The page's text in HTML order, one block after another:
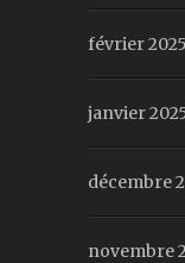
février 2025
janvier
décembre
novembre